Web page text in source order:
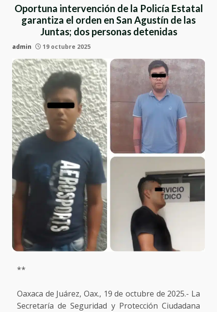
Oportuna intervención de la Policía Estatal
garantiza el orden en San Agustín de las
Juntas; dos personas detenidas
admin 19 octubre 2025
**
Oaxaca de Juárez, Oax., 19 de octubre de 2025.- La
Secretaría de Seguridad y Protección Ciudadana